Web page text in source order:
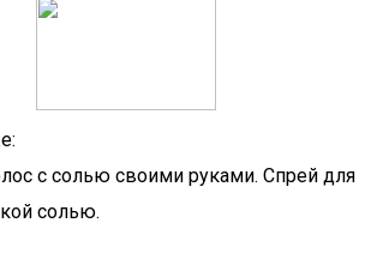
с солью своими руками. Спрей для
солью.